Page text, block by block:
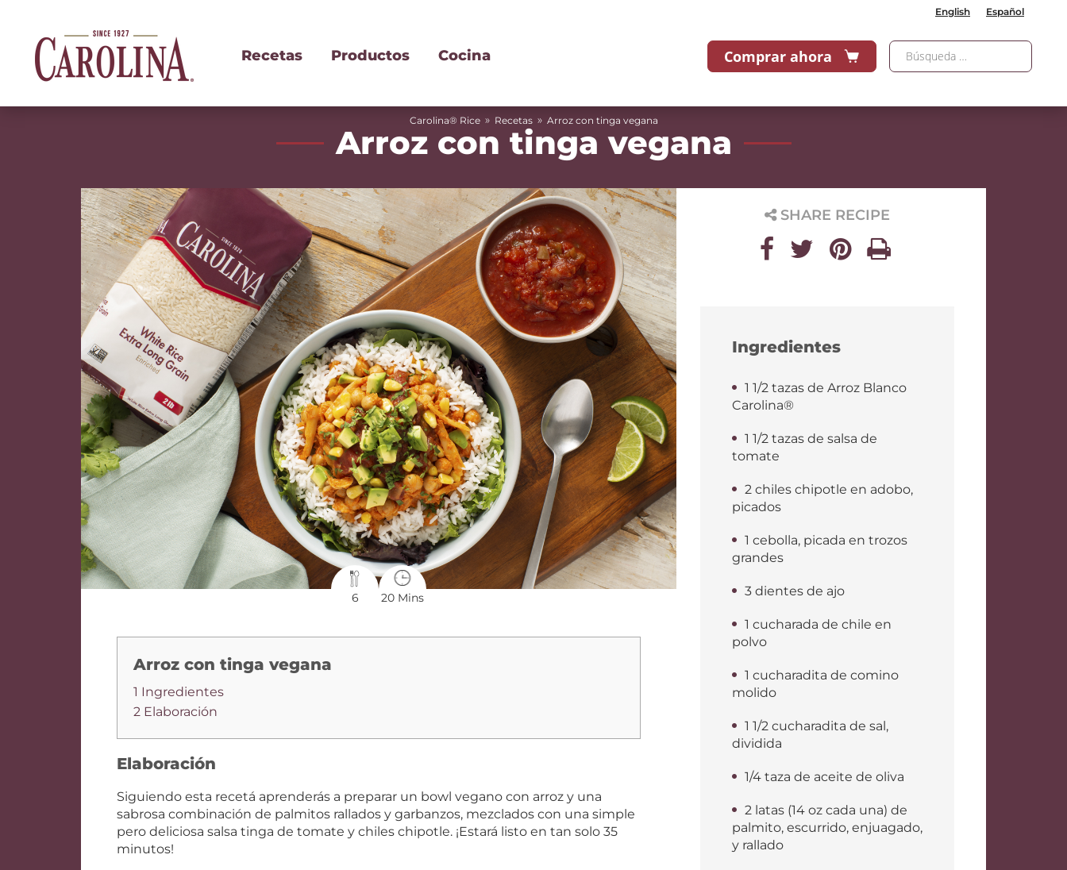
English Español
Recetas Productos Cocina Comprar ahora
Carolina® Rice » Recetas » Arroz con tinga vegana
Arroz con tinga vegana
6 20 Mins
SHARE RECIPE
Ingredientes
1 1/2 tazas de Arroz Blanco
Carolina®
1 1/2 tazas de salsa de
tomate
2 chiles chipotle en adobo,
picados
1 cebolla, picada en trozos
grandes
3 dientes de ajo
1 cucharada de chile en
polvo
1 cucharadita de comino
molido
1 1/2 cucharadita de sal,
dividida
1/4 taza de aceite de oliva
2 latas (14 oz cada una) de
palmito, escurrido, enjuagado,
y rallado
Arroz con tinga vegana
1 Ingredientes
2 Elaboración
Elaboración
Siguiendo esta recetá aprenderás a preparar un bowl vegano con arroz y una
sabrosa combinación de palmitos rallados y garbanzos, mezclados con una simple
pero deliciosa salsa tinga de tomate y chiles chipotle. ¡Estará listo en tan solo 35
minutos!